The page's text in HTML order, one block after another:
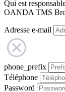
Qui est
OANDA TMS
Adresse e-mail
phone_prefix
Téléphone
Password